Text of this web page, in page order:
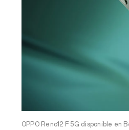
OPPO Reno12 F 5G disponible en